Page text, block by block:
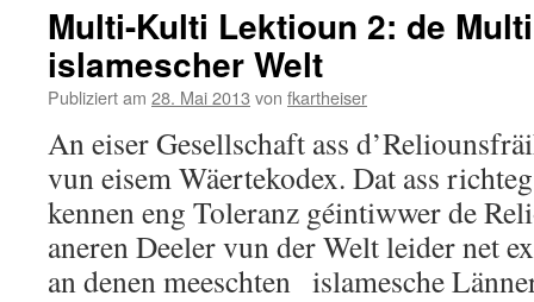
Multi-Kulti Lektioun 2: de
islamescher Welt
Publiziert am 28. Mai 2013 von fkartheiser
An eiser Gesellschaft ass
vun eisem Wäertekodex. Dat ass
kennen eng Toleranz géintiwwer de
aneren Deeler vun der Welt leider net
an denen meeschten islamesche